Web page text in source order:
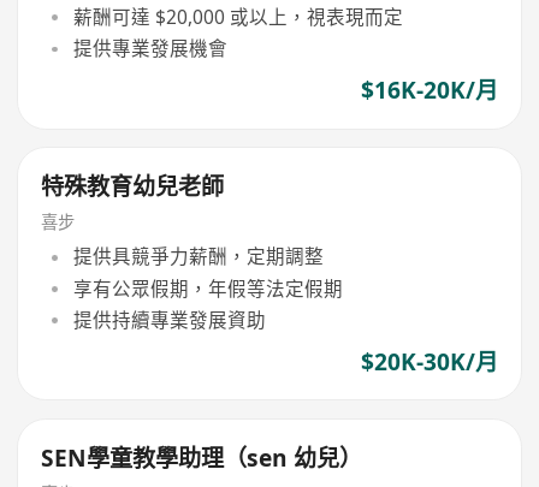
薪酬可達 $20,000 或以上，視表現而定
提供專業發展機會
$16K-20K/月
特殊教育幼兒老師
喜步
提供具競爭力薪酬，定期調整
享有公眾假期，年假等法定假期
提供持續專業發展資助
$20K-30K/月
SEN學童教學助理（sen 幼兒）